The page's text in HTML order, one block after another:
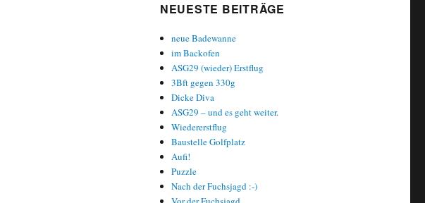
NEUESTE BEITRÄGE
neue Badewanne
im Backofen
ASG29 (wieder) Erstflug
3Bft gegen 330g
Dicke Diva
ASG29 – und es geht weiter.
Wiedererstflug
Baustelle Golfplatz
Aufi!
Puzzle
Nach der Fuchsjagd :-)